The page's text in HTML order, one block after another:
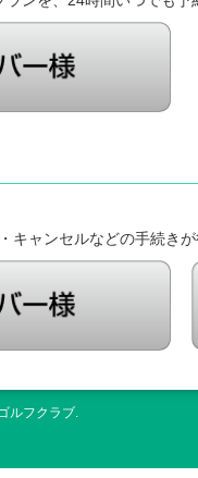
キャンセルなどの手続き
ルフクラブ.